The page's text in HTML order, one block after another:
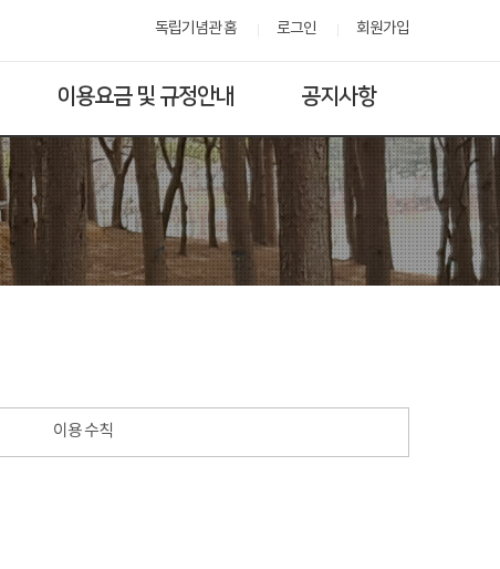
독립기념관 홈 로그인 회원가입
이용요금 및 규정안내 공지사항
이용 수칙